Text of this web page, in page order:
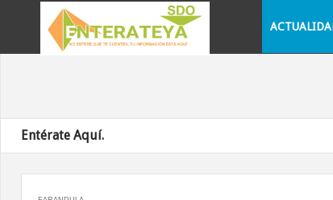
Entérate Aquí.